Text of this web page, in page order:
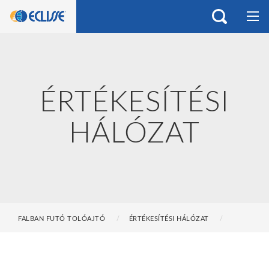
ÉRTÉKESÍTÉSI
HÁLÓZAT
FALBAN FUTÓ TOLÓAJTÓ ÉRTÉKESÍTÉSI HÁLÓZAT